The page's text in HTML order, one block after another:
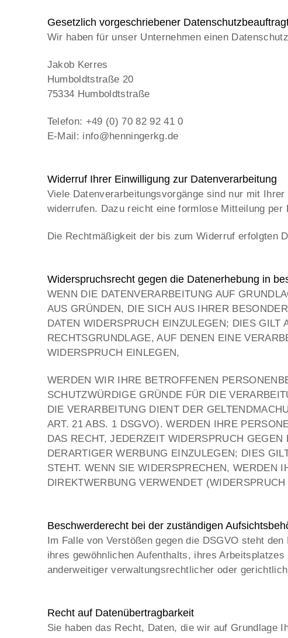
Gesetzlich vorgeschriebener
Wir haben für unser Unternehmen einen
Jakob Kerres
Humboldtstraße 20
75334 Humboldtstraße
Telefon: +49 (0) 70 82 92 41 0
E-Mail: info@henningerkg.de
Widerruf Ihrer Einwilligung zur Datenverarbeitung
Viele Datenverarbeitungsvorgänge sind nur mit
widerrufen. Dazu reicht eine formlose Mitteilung per
Die Rechtmäßigkeit der bis zum Widerruf erfolgten
Widerspruchsrecht gegen die Datenerhebung in
WENN DIE DATENVERARBEITUNG AUF
AUS GRÜNDEN, DIE SICH AUS IHRER
DATEN WIDERSPRUCH EINZULEGEN; DIES
RECHTSGRUNDLAGE, AUF DENEN EINE
WIDERSPRUCH EINLEGEN,
WERDEN WIR IHRE BETROFFENEN
SCHUTZWÜRDIGE GRÜNDE FÜR DIE
DIE VERARBEITUNG DIENT DER
ART. 21 ABS. 1 DSGVO). WERDEN IHRE
DAS RECHT, JEDERZEIT WIDERSPRUCH
DERARTIGER WERBUNG EINZULEGEN; DIES
STEHT. WENN SIE WIDERSPRECHEN, WERDEN
DIREKTWERBUNG VERWENDET
Beschwerderecht bei der zuständigen
Im Falle von Verstößen gegen die DSGVO steht
ihres gewöhnlichen Aufenthalts, ihres
anderweitiger verwaltungsrechtlicher oder
Recht auf Datenübertragbarkeit
Sie haben das Recht, Daten, die wir auf Grundlage